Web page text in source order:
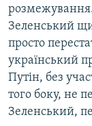
Зеленський
просто
український
Путін, без
того боку, не
Зеленський,